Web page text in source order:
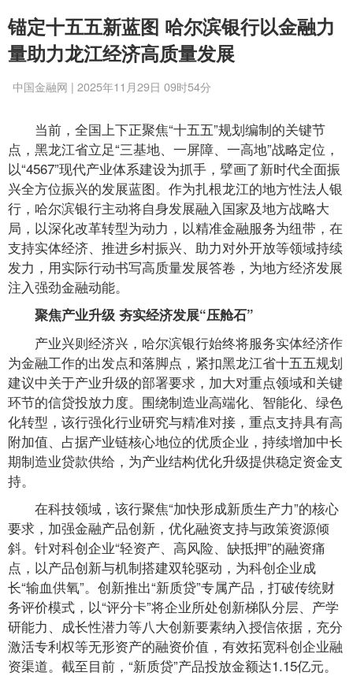
锚定十五五新蓝图 哈尔滨银行以金融力
量助力龙江经济高质量发展
中国金融网 | 2025年11月29日 09时54分
当前，全国上下正聚焦“十五五”规划编制的关键节
点，黑龙江省立足“三基地、一屏障、一高地”战略定位，
以“4567”现代产业体系建设为抓手，擘画了新时代全面振
兴全方位振兴的发展蓝图。作为扎根龙江的地方性法人银
行，哈尔滨银行主动将自身发展融入国家及地方战略大
局，以深化改革转型为动力，以精准金融服务为纽带，在
支持实体经济、推进乡村振兴、助力对外开放等领域持续
发力，用实际行动书写高质量发展答卷，为地方经济发展
注入强劲金融动能。
聚焦产业升级 夯实经济发展“压舱石”
产业兴则经济兴，哈尔滨银行始终将服务实体经济作
为金融工作的出发点和落脚点，紧扣黑龙江省十五五规划
建议中关于产业升级的部署要求，加大对重点领域和关键
环节的信贷投放力度。围绕制造业高端化、智能化、绿色
化转型，该行强化行业研究与精准对接，重点支持具有高
附加值、占据产业链核心地位的优质企业，持续增加中长
期制造业贷款供给，为产业结构优化升级提供稳定资金支
持。
在科技领域，该行聚焦“加快形成新质生产力”的核心
要求，加强金融产品创新，优化融资支持与政策资源倾
斜。针对科创企业“轻资产、高风险、缺抵押”的融资痛
点，以产品创新与机制搭建双轮驱动，为科创企业成
长“输血供氧”。创新推出“新质贷”专属产品，打破传统财
务评价模式，以“评分卡”将企业所处创新梯队分层、产学
研能力、成长性潜力等八大创新要素纳入授信依据，充分
激活专利权等无形资产的融资价值，有效拓宽科创企业融
资渠道。截至目前，“新质贷”产品投放金额达1.15亿元。